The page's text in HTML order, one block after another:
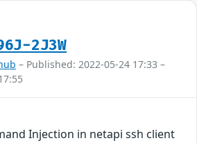
2J3W
– Published: 2022-05-24 17:33 –
Injection in netapi ssh client